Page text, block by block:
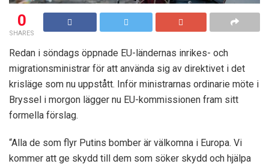
0
SHARES
Redan i söndags öppnade EU-ländernas inrikes- och
migrationsministrar för att använda sig av direktivet i det
krisläge som nu uppstått. Inför ministrarnas ordinarie möte i
Bryssel i morgon lägger nu EU-kommissionen fram sitt
formella förslag.
“Alla de som flyr Putins bomber är välkomna i Europa. Vi
kommer att ge skydd till dem som söker skydd och hjälpa